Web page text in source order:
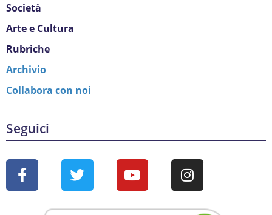
Società
Arte e Cultura
Rubriche
Archivio
Collabora con noi
Seguici